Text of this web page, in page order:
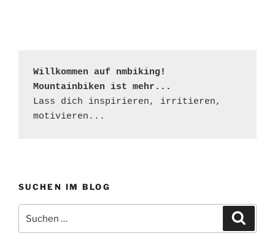
Willkommen auf nmbiking!
Mountainbiken ist mehr...
Lass dich inspirieren, irritieren,
motivieren...
SUCHEN IM BLOG
nach: